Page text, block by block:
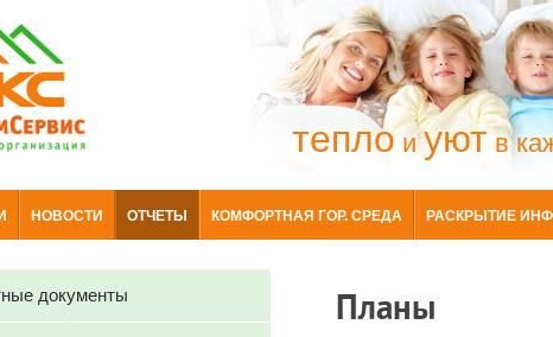
тепло иуютв
НОВОСТИ ОТЧЕТЫ КОМФОРТНАЯ ГОР. СРЕДА РАСКРЫТИЕ
Планы
документы